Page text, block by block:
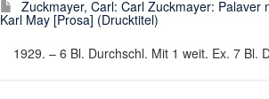
Zuckmayer, Carl: Carl Zuckmayer:
Karl May [Prosa] (Drucktitel)
1929. – 6 Bl. Durchschl. Mit 1 weit. Ex. 7 Bl.